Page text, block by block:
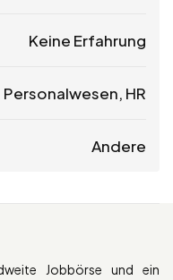
Keine Erfahrung
Personalwesen, HR
Andere
Jobbörse und ein